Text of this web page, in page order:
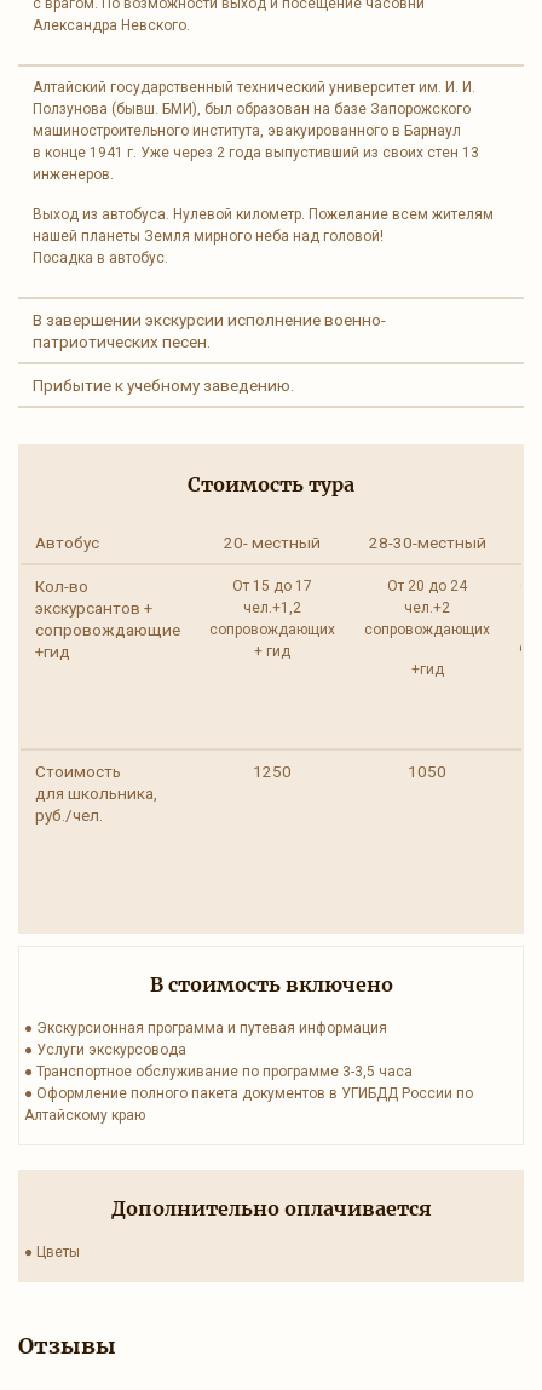
Александра Невского.
Алтайский государственный технический университет им. И. И.
Ползунова (бывш. БМИ), был образован на базе Запорожского
машиностроительного института, эвакуированного в Барнаул
в конце 1941 г. Уже через 2 года выпустивший из своих стен 13
инженеров.
Выход из автобуса. Нулевой километр. Пожелание всем жителям
нашей планеты Земля мирного неба над головой!
Посадка в автобус.
В завершении экскурсии исполнение военно-
патриотических песен.
Прибытие к учебному заведению.
Стоимость тура
Автобус 20- местный 28-30-местный
Кол-во
экскурсантов +
сопровождающие
+гид
От 15 до 17
чел.+1,2
сопровождающих
+ гид
От 20 до 24
чел.+2
сопровождающих
+гид
Стоимость
для школьника,
руб./чел.
1250 1050
В стоимость включено
● Экскурсионная программа и путевая информация
● Услуги экскурсовода
● Транспортное обслуживание по программе 3-3,5 часа
● Оформление полного пакета документов в УГИБДД России по
Алтайскому краю
Дополнительно оплачивается
● Цветы
Отзывы